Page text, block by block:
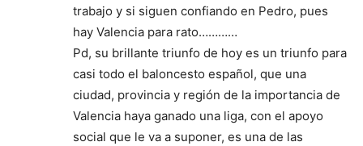
trabajo y si siguen confiando en Pedro, pues
hay Valencia para rato…………
Pd, su brillante triunfo de hoy es un triunfo para
casi todo el baloncesto español, que una
ciudad, provincia y región de la importancia de
Valencia haya ganado una liga, con el apoyo
social que le va a suponer, es una de las